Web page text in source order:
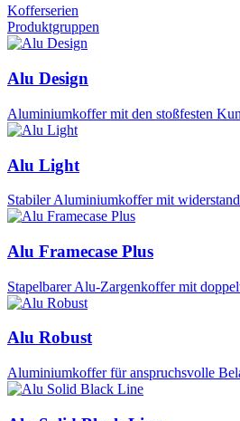
Kofferserien
Produktgruppen
Alu Design
Aluminiumkoffer mit den stoßfesten
Alu Light
Stabiler Aluminiumkoffer mit
Alu Framecase Plus
Stapelbarer Alu-Zargenkoffer mit
Alu Robust
Aluminiumkoffer für anspruchsvolle